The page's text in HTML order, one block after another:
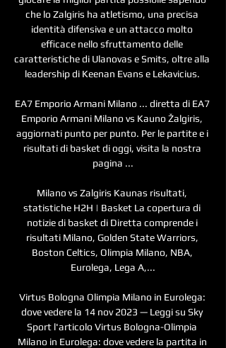
che lo Zalgiris ha atletismo, una precisa
identità difensiva e un attacco molto
efficace nello sfruttamento delle
caratteristiche di Ulanovas e Smits, oltre alla
leadership di Keenan Evans e Lekavicius.
EA7 Emporio Armani Milano ... diretta di EA7
Emporio Armani Milano vs Kauno Žalgiris,
aggiornati punto per punto. Per le partite e i
risultati di basket di oggi, visita la nostra
pagina ...
Milano vs Zalgiris Kaunas risultati,
statistiche H2H | Basket La copertura di
notizie di basket di Diretta comprende i
risultati Milano, Golden State Warriors,
Boston Celtics, Olimpia Milano, NBA,
Eurolega, Lega A,...
Virtus Bologna Olimpia Milano in Eurolega:
dove vedere la 14 nov 2023 — Leggi su Sky
Sport l'articolo Virtus Bologna-Olimpia
Milano in Eurolega: dove vedere la partita in